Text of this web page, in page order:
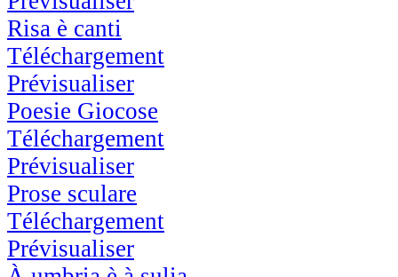
Risa è canti
Téléchargement
Prévisualiser
Poesie Giocose
Téléchargement
Prévisualiser
Prose sculare
Téléchargement
Prévisualiser